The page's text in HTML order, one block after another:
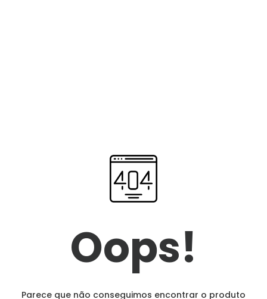
Oops!
Parece que não conseguimos encontrar o produto